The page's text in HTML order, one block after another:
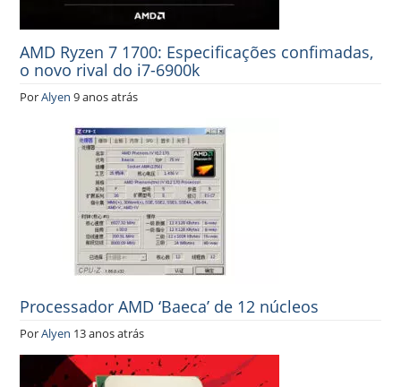
AMD Ryzen 7 1700: Especificações confimadas,
o novo rival do i7-6900k
PorAlyen 9 anos atrás
Processador AMD ‘Baeca’ de 12 núcleos
PorAlyen 13 anos atrás